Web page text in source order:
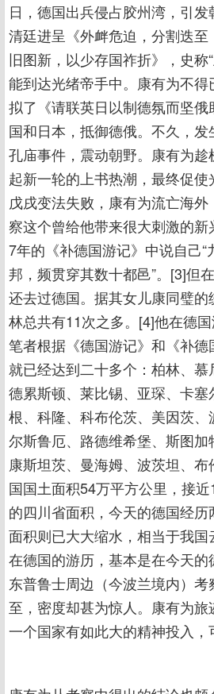
日，德国出兵侵占胶州湾，引
清廷进呈《外衅危迫，分割迭
旧图新，以少存国祚折》，史称
能到达光绪帝手中。康有为不
拟了《请联英日以制德氛而坚
国和日本，抵御德俄。不久，
孔庙事件，震动朝野。康有为
起新一轮的上书热潮，最终促使
戊戌变法失败，康有为流亡海
察这个曾给他带来很大刺激的
7年的《补德国游记》中说自己
邦，频贯穿其数十都邑”。[3]但
还去过德国。据其女儿康同璧
林总共有11次之多。[4]他在德
笔者根据《德国游记》和《补德
就已经达到二十多个：柏林、慕
德累斯顿、莱比锡、亚琛、卡
根、科隆、科布伦茨、美因茨
尔斯鲁厄、路德维希堡、斯图加
康斯坦茨、曼海姆、波茨坦、
国国土面积54万平方公里，接
的四川省面积，今天的德国经
面积则已大大缩水，相当于我
在德国的游历，基本是在今天
东普鲁士周边（今波兰境内）
至，密度却甚为惊人。康有为
一个国家有如此大的精神投入，